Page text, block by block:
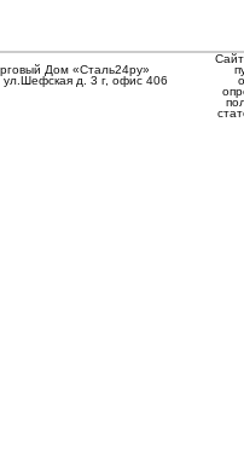
Дом «Сталь24ру»
ул.Шефская д. 3 г, офис 406